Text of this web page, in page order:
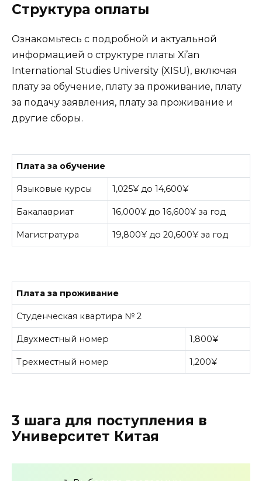
Структура оплаты
Ознакомьтесь с подробной и актуальной
информацией о структуре платы Xi’an
International Studies University (XISU), включая
плату за обучение, плату за проживание, плату
за подачу заявления, плату за проживание и
другие сборы.
Плата за обучение
Языковые курсы 1,025¥ до 14,600¥
Бакалавриат 16,000¥ до 16,600¥ за год
Магистратура 19,800¥ до 20,600¥ за год
Плата за проживание
Студенческая квартира № 2
Двухместный номер 1,800¥
Трехместный номер 1,200¥
3 шага для поступления в
Университет Китая